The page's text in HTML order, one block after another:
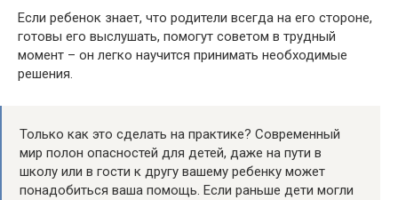
Если ребенок знает, что родители всегда на его стороне,
готовы его выслушать, помогут советом в трудный
момент – он легко научится принимать необходимые
решения.
Только как это сделать на практике? Современный
мир полон опасностей для детей, даже на пути в
школу или в гости к другу вашему ребенку может
понадобиться ваша помощь. Если раньше дети могли